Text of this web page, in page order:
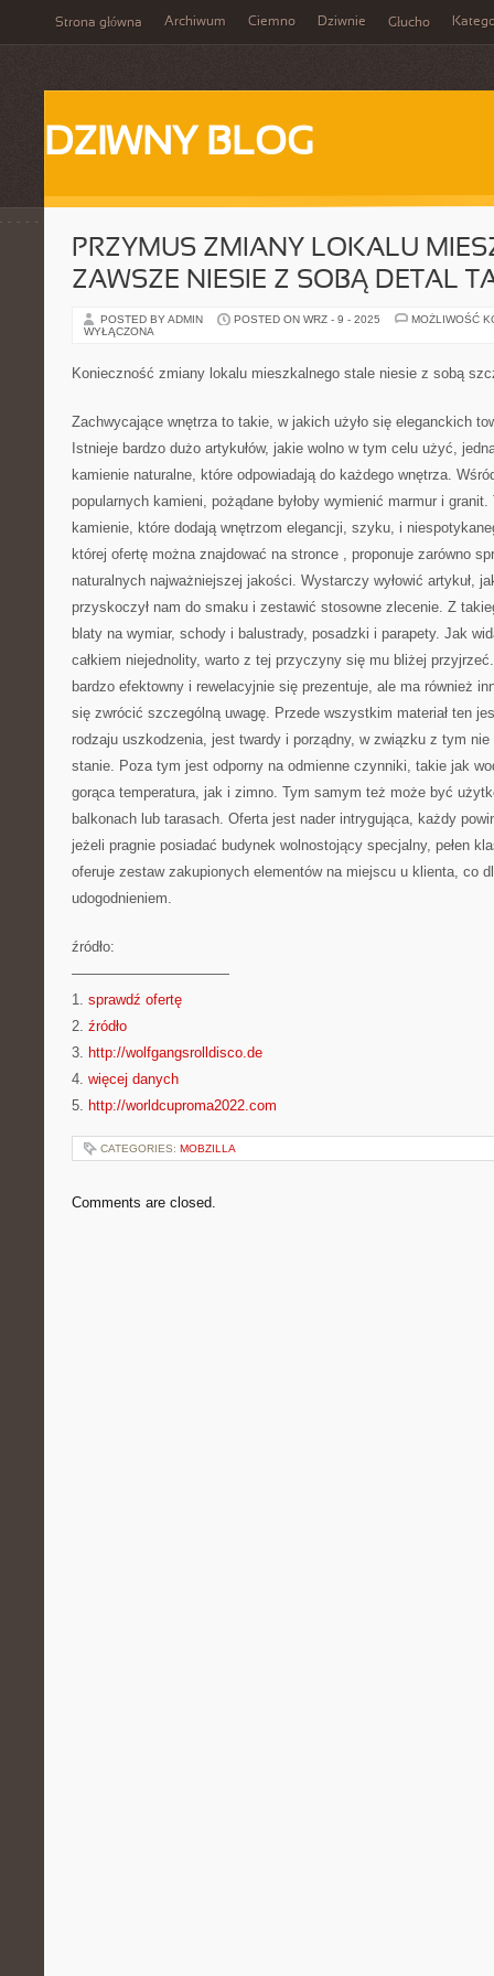
Strona główna Archiwum Ciemno Dziwnie Głucho
DZIWNY BLOG
PRZYMUS ZMIANY LOKALU
ZAWSZE NIESIE Z SOBĄ DETAL
POSTED BY ADMIN POSTED ON WRZ - 9 - 2025
MOŻLIWOŚĆ
WYŁĄCZONA
Konieczność zmiany lokalu mieszkalnego stale niesie z sobą
Zachwycające wnętrza to takie, w jakich użyło się eleganckich
Istnieje bardzo dużo artykułów, jakie wolno w tym celu użyć,
kamienie naturalne, które odpowiadają do każdego wnętrza.
popularnych kamieni, pożądane byłoby wymienić marmur i
kamienie, które dodają wnętrzom elegancji, szyku, i
której ofertę można znajdować na stronce , proponuje zarówno
naturalnych najważniejszej jakości. Wystarczy wyłowić artykuł,
przyskoczył nam do smaku i zestawić stosowne zlecenie. Z
blaty na wymiar, schody i balustrady, posadzki i parapety. Jak
całkiem niejednolity, warto z tej przyczyny się mu bliżej
bardzo efektowny i rewelacyjnie się prezentuje, ale ma również
się zwrócić szczególną uwagę. Przede wszystkim materiał ten
rodzaju uszkodzenia, jest twardy i porządny, w związku z tym
stanie. Poza tym jest odporny na odmienne czynniki, takie jak
gorąca temperatura, jak i zimno. Tym samym też może być
balkonach lub tarasach. Oferta jest nader intrygująca, każdy
jeżeli pragnie posiadać budynek wolnostojący specjalny, pełen
oferuje zestaw zakupionych elementów na miejscu u klienta, co
udogodnieniem.
źródło:
———————————
1. sprawdź ofertę
2. źródło
3. http://wolfgangsrolldisco.de
4. więcej danych
5. http://worldcuproma2022.com
CATEGORIES: MOBZILLA
Comments are closed.